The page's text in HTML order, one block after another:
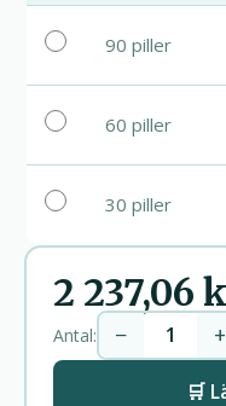
90 piller
60 piller
30 piller
2 237,06
Antal: − +
🛒